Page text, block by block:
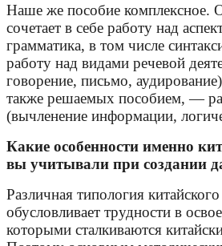
Наше же пособие комплексное.
сочетает в себе работу над
грамматика, в том числе
работу над видами речевой
говорение, письмо,
также решаемых пособием, —
(вычленение информации,
Какие особенности именно
вы учитывали при создании
Различная типология
обусловливает трудности в
которыми сталкиваются